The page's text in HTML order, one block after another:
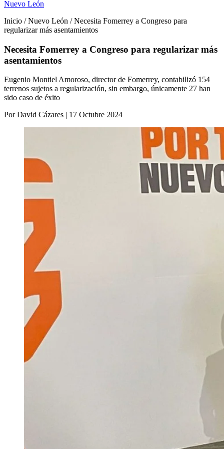
Nuevo León
Inicio / Nuevo León / Necesita Fomerrey a Congreso para
regularizar más asentamientos
Necesita Fomerrey a Congreso para regularizar más
asentamientos
Eugenio Montiel Amoroso, director de Fomerrey, contabilizó 154
terrenos sujetos a regularización, sin embargo, únicamente 27 han
sido caso de éxito
Por David Cázares | 17 Octubre 2024